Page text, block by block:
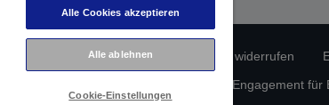
Datenschutzrichtlinie Vertrag widerrufen
Epson Engagement
Alle Cookies akzeptieren
Alle ablehnen
Cookie-Einstellungen